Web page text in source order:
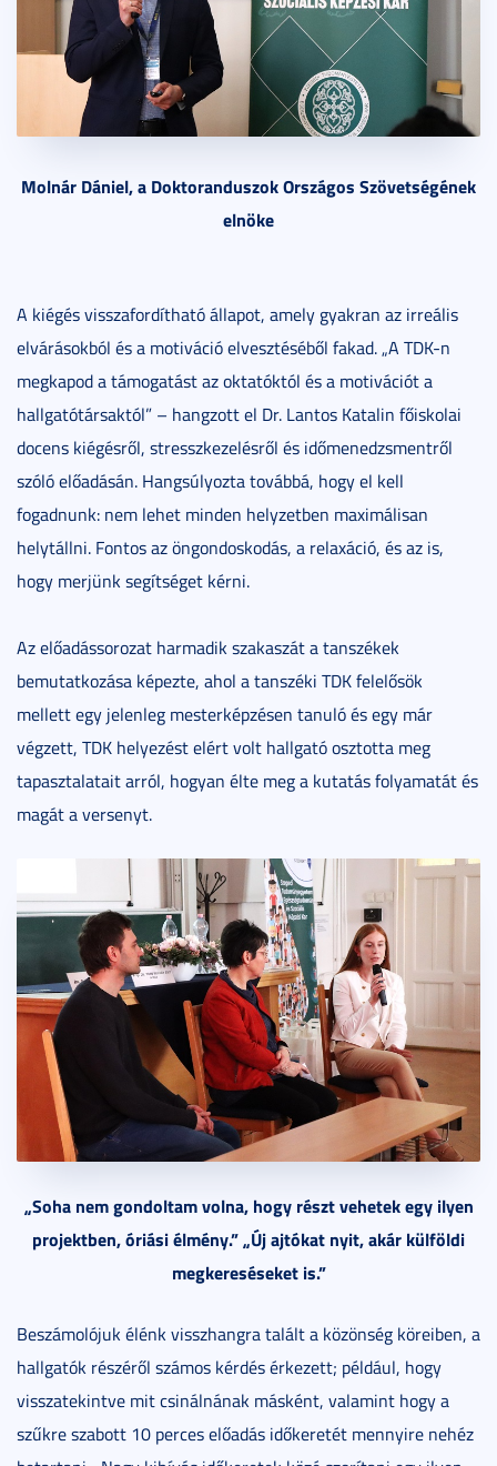
Molnár Dániel, a Doktoranduszok Országos Szövetségének
elnöke
A kiégés visszafordítható állapot, amely gyakran az irreális
elvárásokból és a motiváció elvesztéséből fakad. „A TDK-n
megkapod a támogatást az oktatóktól és a motivációt a
hallgatótársaktól” – hangzott el Dr. Lantos Katalin főiskolai
docens kiégésről, stresszkezelésről és időmenedzsmentről
szóló előadásán. Hangsúlyozta továbbá, hogy el kell
fogadnunk: nem lehet minden helyzetben maximálisan
helytállni. Fontos az öngondoskodás, a relaxáció, és az is,
hogy merjünk segítséget kérni.
Az előadássorozat harmadik szakaszát a tanszékek
bemutatkozása képezte, ahol a tanszéki TDK felelősök
mellett egy jelenleg mesterképzésen tanuló és egy már
végzett, TDK helyezést elért volt hallgató osztotta meg
tapasztalatait arról, hogyan élte meg a kutatás folyamatát és
magát a versenyt.
„Soha nem gondoltam volna, hogy részt vehetek egy ilyen
projektben, óriási élmény.” „Új ajtókat nyit, akár külföldi
megkereséseket is.”
Beszámolójuk élénk visszhangra talált a közönség köreiben, a
hallgatók részéről számos kérdés érkezett; például, hogy
visszatekintve mit csinálnának másként, valamint hogy a
szűkre szabott 10 perces előadás időkeretét mennyire nehéz